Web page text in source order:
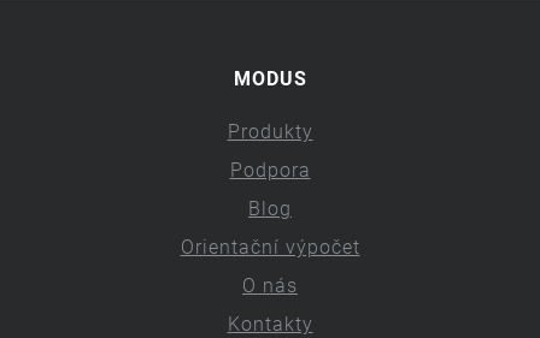
MODUS
Produkty
Podpora
Blog
Orientační výpočet
O nás
Kontakty